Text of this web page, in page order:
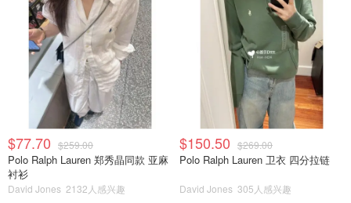
$77.70 $259.00
Polo Ralph Lauren 郑秀晶同款 亚麻
衬衫
David Jones 2132人感兴趣
$150.50 $269.00
Polo Ralph Lauren 卫衣 四分拉链
David Jones 305人感兴趣